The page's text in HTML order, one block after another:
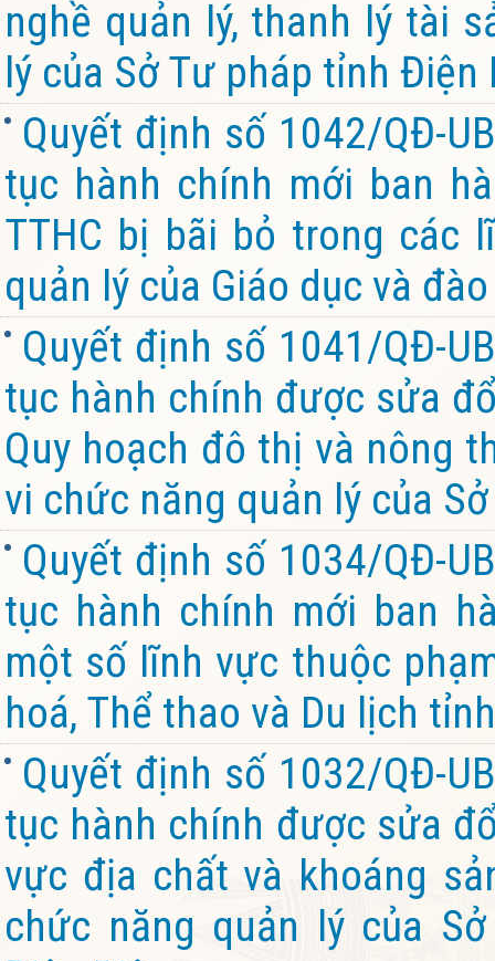
nghề quản lý, thanh lý tài
lý của Sở Tư pháp tỉnh Điện
Quyết định số 1042/QĐ-
tục hành chính mới ban
TTHC bị bãi bỏ trong các
quản lý của Giáo dục và
Quyết định số 1041/QĐ-
tục hành chính được sửa
Quy hoạch đô thị và nông
vi chức năng quản lý của
Quyết định số 1034/QĐ-
tục hành chính mới ban
một số lĩnh vực thuộc
hoá, Thể thao và Du lịch
Quyết định số 1032/QĐ-
tục hành chính được sửa
vực địa chất và khoáng
chức năng quản lý của